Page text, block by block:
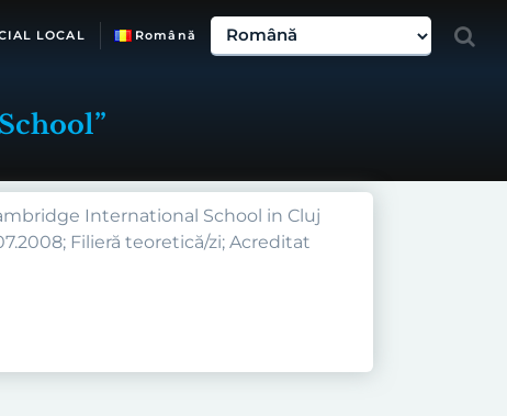
LOCAL Română
International School in Cluj
Filieră teoretică/zi; Acreditat